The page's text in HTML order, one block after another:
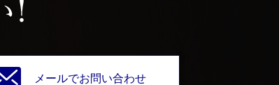
メールでお問い合わせ